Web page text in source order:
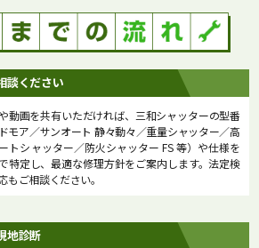
談ください
動画を共有いただければ、三和シャッターの型番
ドモア／サンオート 静々動々／重量シャッター／高
トシャッター／防火シャッター FS 等）や仕様を
特定し、最適な修理方針をご案内します。法定検
もご相談ください。
地診断